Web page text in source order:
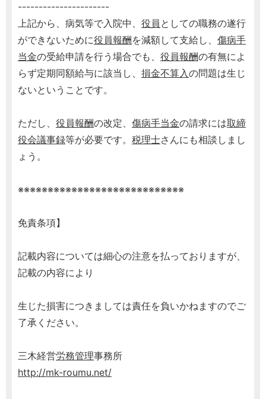
----------------------
上記から、病気等で入院中、 役員 としての職務の遂行
ができないために役員報酬を減額して支給し、 傷病手
当金の受給申請を行う場合でも、 役員報酬の有無によ
らず定期同額給与に該当し、 損金不算入の問題は生じ
ないということです。
ただし、 役員報酬の改定、 傷病手当金の請求には取締
役会議事録等が必要です。 税理士さんにも相談しまし
ょう。
※※※※※※※※※※※※※※※※※※※※※※※※※※※※
免責条項】
記載内容については細心の注意を払っておりますが、
記載の内容により
生じた損害につきましては責任を負いかねますのでご
了承ください。
三木経営労務管理事務所
http://mk-roumu.net/